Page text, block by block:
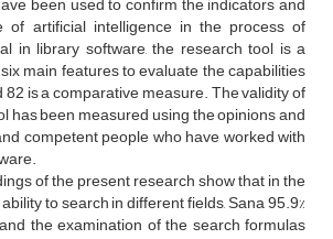
artificial intelligence in the process of
in library software, the research tool is a
main features to evaluate the capabilities
82 is a comparative measure. The validity of
has been measured using the opinions and
competent people who have worked with
of the present research show that in the
to search in different fields, Sana 95.9%
the examination of the search formulas